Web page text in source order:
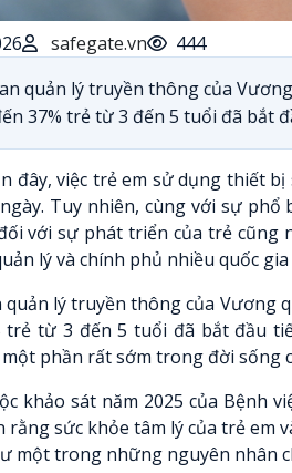
safegate.vn
444
quản lý truyền thông của
37% trẻ từ 3 đến 5 tuổi đã bắt
đây, việc trẻ em sử dụng thiết
Tuy nhiên, cùng với sự
với sự phát triển của trẻ cũng
lý và chính phủ nhiều quốc
quản lý truyền thông của Vương
trẻ từ 3 đến 5 tuổi đã bắt đầu
phần rất sớm trong đời sống
khảo sát năm 2025 của Bệnh
rằng sức khỏe tâm lý của trẻ
một trong những nguyên nhân